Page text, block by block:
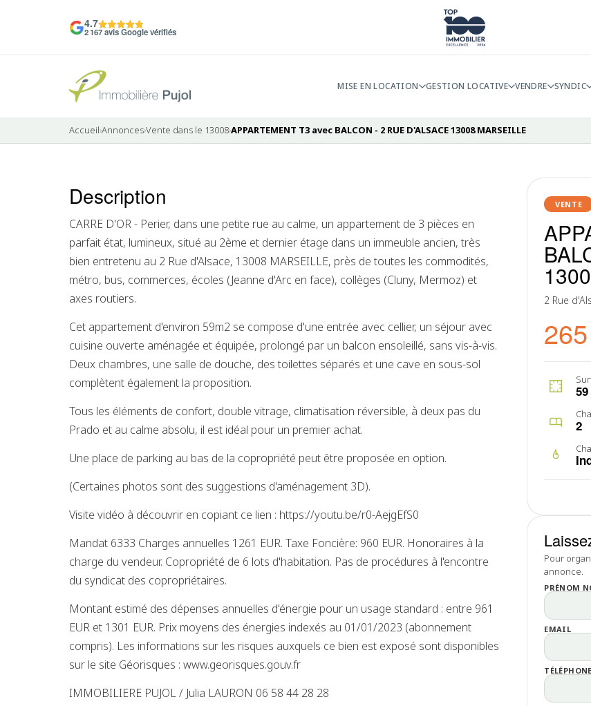
4.7
2 167 avis Google vérifiés
MISE EN LOCATION GESTION LOCATIVE VENDRE SYNDIC
Accueil›Annonces›Vente dans le 13008›APPARTEMENT T3 avec BALCON - 2 RUE D'ALSACE 13008 MARSEILLE
VENTE
2 Rue
59
2
Pour
annonce.
PRÉNOM
EMAIL
TÉLÉPHONE
Description
CARRE D'OR - Perier, dans une petite rue au calme, un appartement de 3 pièces en
parfait état, lumineux, situé au 2ème et dernier étage dans un immeuble ancien, très
bien entretenu au 2 Rue d'Alsace, 13008 MARSEILLE, près de toutes les commodités,
métro, bus, commerces, écoles (Jeanne d'Arc en face), collèges (Cluny, Mermoz) et
axes routiers.
Cet appartement d'environ 59m2 se compose d'une entrée avec cellier, un séjour avec
cuisine ouverte aménagée et équipée, prolongé par un balcon ensoleillé, sans vis-à-vis.
Deux chambres, une salle de douche, des toilettes séparés et une cave en sous-sol
complètent également la proposition.
Tous les éléments de confort, double vitrage, climatisation réversible, à deux pas du
Prado et au calme absolu, il est idéal pour un premier achat.
Une place de parking au bas de la copropriété peut être proposée en option.
(Certaines photos sont des suggestions d'aménagement 3D).
Visite vidéo à découvrir en copiant ce lien : https://youtu.be/r0-AejgEfS0
Mandat 6333 Charges annuelles 1261 EUR. Taxe Foncière: 960 EUR. Honoraires à la
charge du vendeur. Copropriété de 6 lots d'habitation. Pas de procédures à l'encontre
du syndicat des copropriétaires.
Montant estimé des dépenses annuelles d'énergie pour un usage standard : entre 961
EUR et 1301 EUR. Prix moyens des énergies indexés au 01/01/2023 (abonnement
compris). Les informations sur les risques auxquels ce bien est exposé sont disponibles
sur le site Géorisques : www.georisques.gouv.fr
IMMOBILIERE PUJOL / Julia LAURON 06 58 44 28 28